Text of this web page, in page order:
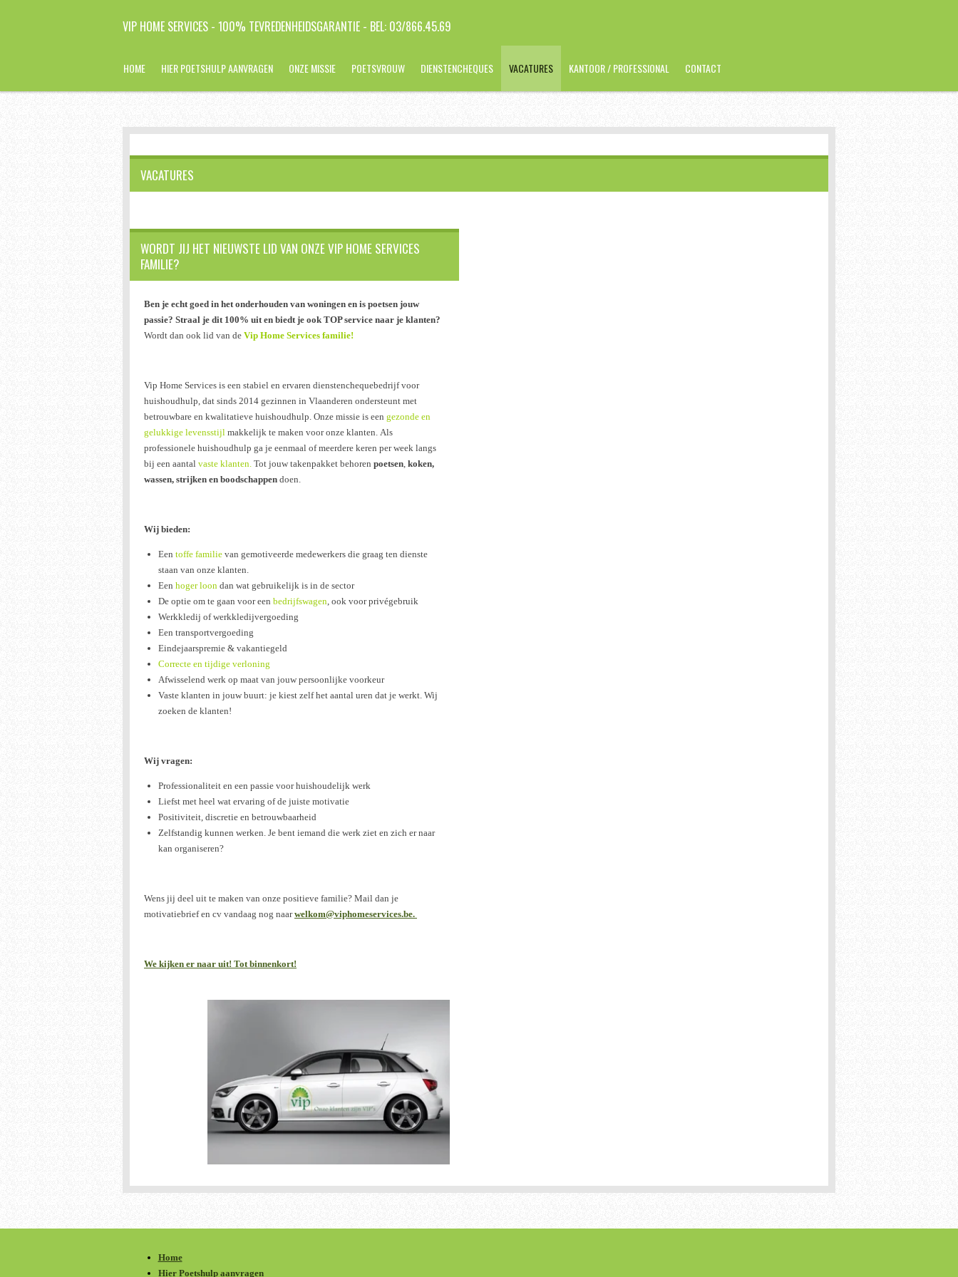
VIP HOME SERVICES - 100% TEVREDENHEIDSGARANTIE - BEL: 03/866.45.69
HOME HIER POETSHULP AANVRAGEN ONZE MISSIE POETSVROUW DIENSTENCHEQUES VACATURES KANTOOR / PROFESSIONAL CONTACT
VACATURES
WORDT JIJ HET NIEUWSTE LID VAN ONZE VIP HOME SERVICES
FAMILIE?
Ben je echt goed in het onderhouden van woningen en is poetsen jouw
passie? Straal je dit 100% uit en biedt je ook TOP service naar je klanten?
Wordt dan ook lid van de Vip Home Services familie!
Vip Home Services is een stabiel en ervaren dienstenchequebedrijf voor
huishoudhulp, dat sinds 2014 gezinnen in Vlaanderen ondersteunt met
betrouwbare en kwalitatieve huishoudhulp. Onze missie is een gezonde en
gelukkige levensstijl makkelijk te maken voor onze klanten. Als
professionele huishoudhulp ga je eenmaal of meerdere keren per week langs
bij een aantal vaste klanten. Tot jouw takenpakket behoren poetsen, koken,
wassen, strijken en boodschappen doen.
Wij bieden:
Een toffe familie van gemotiveerde medewerkers die graag ten dienste
staan van onze klanten.
Een hoger loondan wat gebruikelijk is in de sector
De optie om te gaan voor een bedrijfswagen, ook voor privégebruik
Werkkledij of werkkledijvergoeding
Een transportvergoeding
Eindejaarspremie & vakantiegeld
Correcte en tijdige verloning
Afwisselend werk op maat van jouw persoonlijke voorkeur
Vaste klanten in jouw buurt: je kiest zelf het aantal uren dat je werkt. Wij
zoeken de klanten!
Wij vragen:
Professionaliteit en een passie voor huishoudelijk werk
Liefst met heel wat ervaring of de juiste motivatie
Positiviteit, discretie en betrouwbaarheid
Zelfstandig kunnen werken. Je bent iemand die werk ziet en zich er naar
kan organiseren?
Wens jij deel uit te maken van onze positieve familie? Mail dan je
motivatiebrief en cv vandaag nog naarwelkom@viphomeservices.be.
We kijken er naar uit! Tot binnenkort!
Home
Hier Poetshulp aanvragen